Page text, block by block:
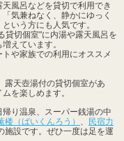
風呂などを貸切で利用でき
気兼ねなく、静かにゆっく
いう方にも人気です。
貸切個室"に内湯や露天風呂を
えています。
や家族での利用にオススメ
露天壺湯付の貸切個室があ
を楽しめます。
り温泉、スーパー銭湯の中
（ばいくんろう） 、
民宿力
施設です。ぜひ一度は足を運